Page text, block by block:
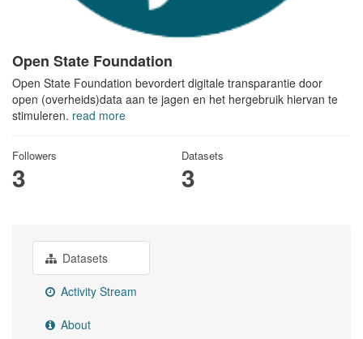
Open State Foundation
Open State Foundation bevordert digitale transparantie door
open (overheids)data aan te jagen en het hergebruik hiervan te
stimuleren. read more
Followers
3
Datasets
3
Datasets
Activity Stream
About